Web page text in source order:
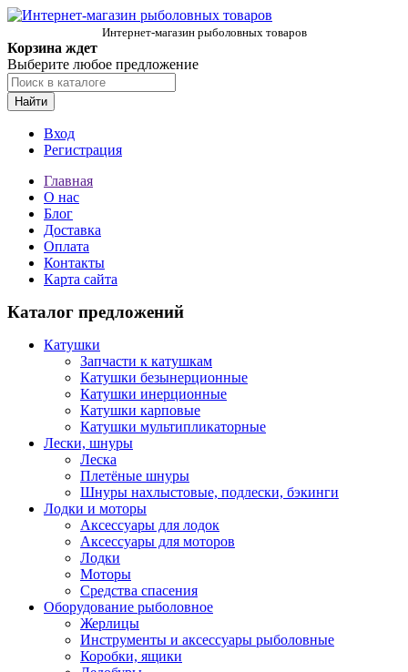
Интернет-магазин рыболовных товаров
Корзина ждет
Выберите любое предложение
Найти
Вход
Регистрация
Главная
О нас
Блог
Доставка
Оплата
Контакты
Карта сайта
Каталог предложений
Катушки
Запчасти к катушкам
Катушки безынерционные
Катушки инерционные
Катушки карповые
Катушки мультипликаторные
Лески, шнуры
Леска
Плетёные шнуры
Шнуры нахлыстовые, подлески, бэкинги
Лодки и моторы
Аксессуары для лодок
Аксессуары для моторов
Лодки
Моторы
Средства спасения
Оборудование рыболовное
Жерлицы
Инструменты и аксессуары рыболовные
Коробки, ящики